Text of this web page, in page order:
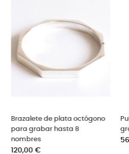
Pulsera de plata con nombre
grabado
Precio
56,00 €